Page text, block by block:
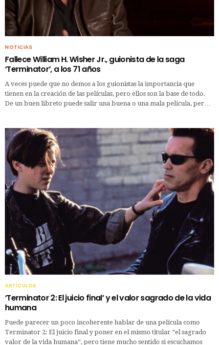
NOTICIAS
Fallece William H. Wisher Jr., guionista de la saga
‘Terminator’, a los 71 años
A veces puede que no demos a los guionistas la importancia que
tienen en la creación de las películas, pero ellos son la base de todo.
De un buen libreto puede salir una buena o una mala película, per…
ARTÍCULOS
‘Terminator 2: El juicio final’ y el valor sagrado de la vida
humana
Puede parecer un poco incoherente hablar de una película como
Terminator 2: El juicio final y poner en el mismo titular “el sagrado
valor de la vida humana”, pero tiene mucho sentido si escuchamos